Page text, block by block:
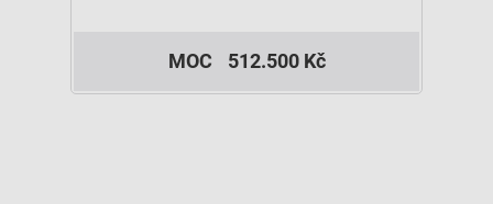
MOC 512.500 Kč